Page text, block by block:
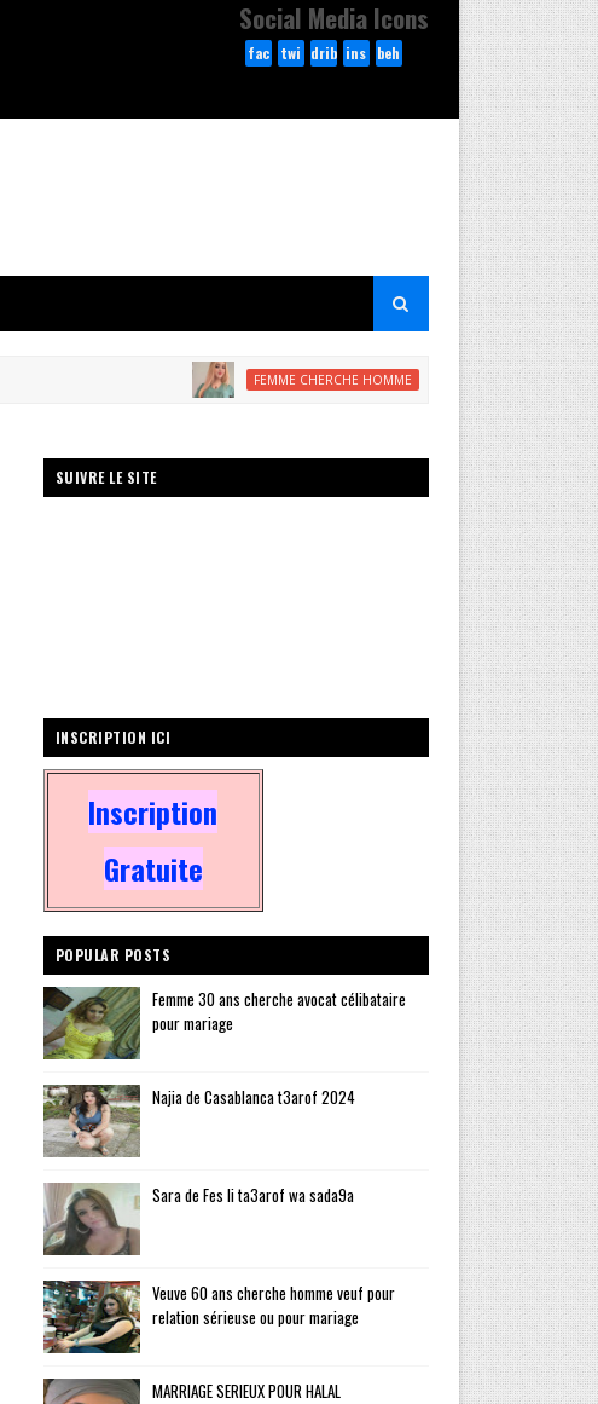
Social Media Icons
fac
twi drib ins beh
FEMME CHERCHE HOMME Maria de casa banat college 2025
SUIVRE LE SITE
INSCRIPTION ICI
Inscription
Gratuite
POPULAR POSTS
Femme 30 ans cherche avocat célibataire
pour mariage
Najia de Casablanca t3arof 2024
Sara de Fes li ta3arof wa sada9a
Veuve 60 ans cherche homme veuf pour
relation sérieuse ou pour mariage
MARRIAGE SERIEUX POUR HALAL